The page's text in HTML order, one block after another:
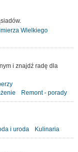
Wielkiego
i znajdź radę dla
Remont - porady
i uroda Kulinaria